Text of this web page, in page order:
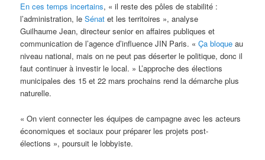
En ces temps incertains, « il reste des pôles de stabilité :
l’administration, leSénat et les territoires », analyse
Guilhaume Jean, directeur senior en affaires publiques et
communication de l’agence d’influence JIN Paris. «Ça bloque au
niveau national, mais on ne peut pas déserter le politique, donc il
faut continuer à investir le local. » L’approche des élections
municipales des 15 et 22 mars prochains rend la démarche plus
naturelle.
« On vient connecter les équipes de campagne avec les acteurs
économiques et sociaux pour préparer les projets post-
élections », poursuit le lobbyiste.